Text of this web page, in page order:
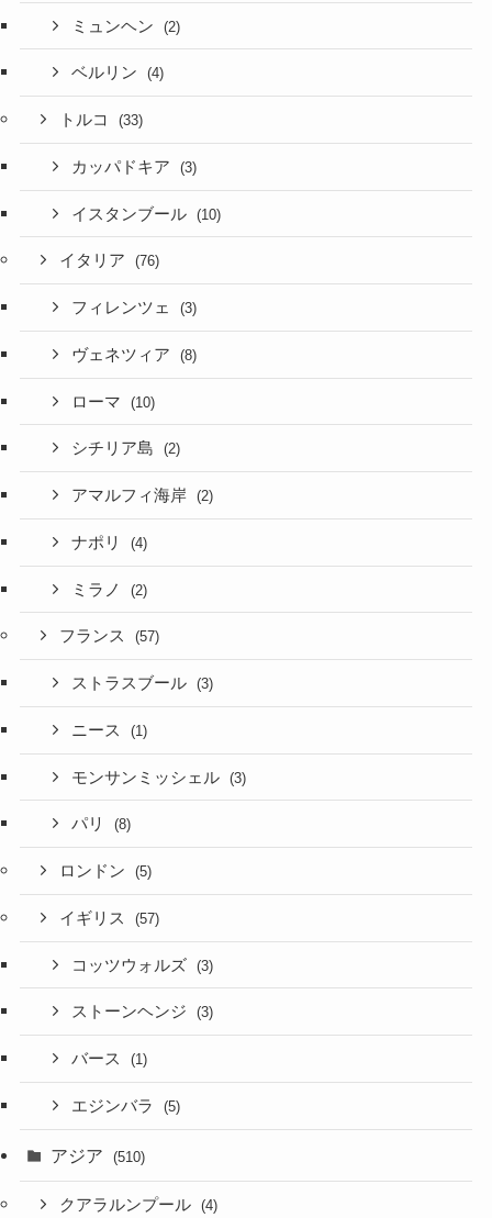
ミュンヘン (2)
ベルリン (4)
トルコ (33)
カッパドキア (3)
イスタンブール (10)
イタリア (76)
フィレンツェ (3)
ヴェネツィア (8)
ローマ (10)
シチリア島 (2)
アマルフィ海岸 (2)
ナポリ (4)
ミラノ (2)
フランス (57)
ストラスブール (3)
ニース (1)
モンサンミッシェル (3)
パリ (8)
ロンドン (5)
イギリス (57)
コッツウォルズ (3)
ストーンヘンジ (3)
バース (1)
エジンバラ (5)
アジア (510)
クアラルンプール (4)